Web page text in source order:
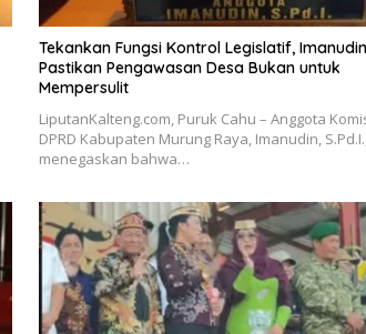
Tekankan Fungsi Kontrol Legislatif, Imanudin
Pastikan Pengawasan Desa Bukan untuk
Mempersulit
LiputanKalteng.com, Puruk Cahu – Anggota
DPRD Kabupaten Murung Raya, Imanudin,
menegaskan bahwa…